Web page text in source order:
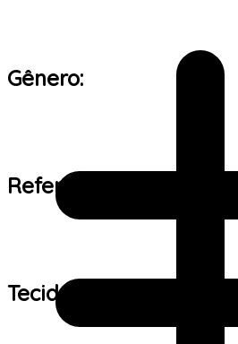
Gênero:
Referência de tamanho:
Tecido: